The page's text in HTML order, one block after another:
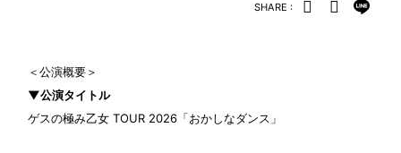
SHARE :
＜公演概要＞
▼公演タイトル
ゲスの極み乙女 TOUR 2026「おかしなダンス」